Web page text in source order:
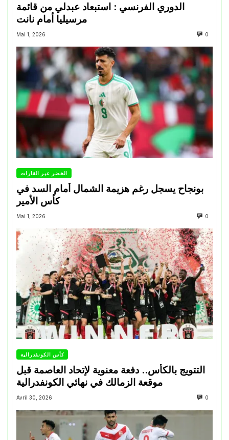
الدوري الفرنسي : استبعاد عبدلي من قائمة
مرسيليا أمام نانت
Mai 1, 2026 0
الخضر عبر القارات
بونجاح يسجل رغم هزيمة الشمال أمام السد في
كأس الأمير
Mai 1, 2026 0
كأس الكونفدرالية
التتويج بالكأس.. دفعة معنوية لإتحاد العاصمة قبل
موقعة الزمالك في نهائي الكونفدرالية
Avril 30, 2026 0